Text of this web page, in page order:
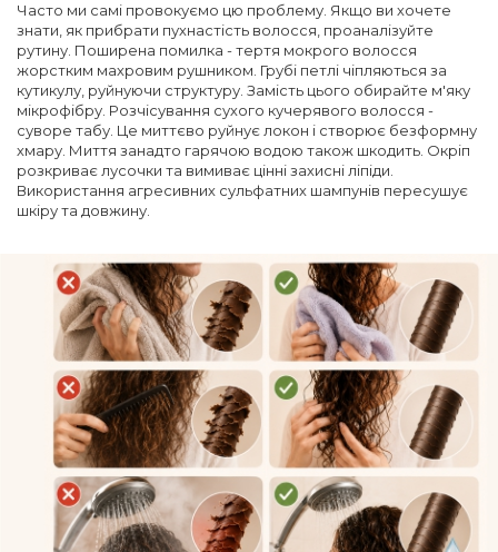
Часто ми самі провокуємо цю проблему. Якщо ви хочете
знати, як прибрати пухнастість волосся, проаналізуйте
рутину. Поширена помилка - тертя мокрого волосся
жорстким махровим рушником. Грубі петлі чіпляються за
кутикулу, руйнуючи структуру. Замість цього обирайте м'яку
мікрофібру. Розчісування сухого кучерявого волосся -
суворе табу. Це миттєво руйнує локон і створює безформну
хмару. Миття занадто гарячою водою також шкодить. Окріп
розкриває лусочки та вимиває цінні захисні ліпіди.
Використання агресивних сульфатних шампунів пересушує
шкіру та довжину.